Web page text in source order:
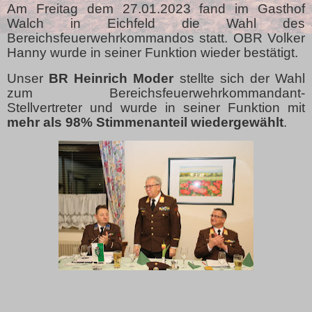
Am Freitag dem 27.01.2023 fand im Gasthof
Walch in Eichfeld die Wahl des
Bereichsfeuerwehrkommandos statt. OBR Volker
Hanny wurde in seiner Funktion wieder bestätigt.
Unser BR Heinrich Moder stellte sich der Wahl
zum Bereichsfeuerwehrkommandant-
Stellvertreter und wurde in seiner Funktion mit
mehr als 98% Stimmenanteil wiedergewählt.